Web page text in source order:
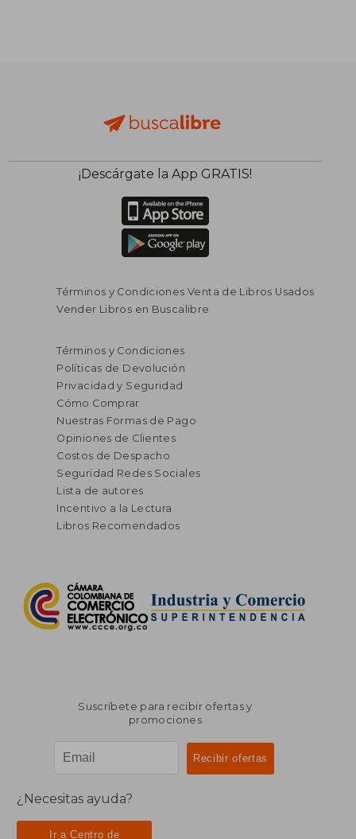
¡Descárgate la App GRATIS!
Términos y Condiciones Venta de Libros Usados
Vender Libros en Buscalibre
Términos y Condiciones
Políticas de Devolución
Privacidad y Seguridad
Cómo Comprar
Nuestras Formas de Pago
Opiniones de Clientes
Costos de Despacho
Seguridad Redes Sociales
Lista de autores
Incentivo a la Lectura
Libros Recomendados
Suscríbete para recibir ofertas y
promociones
¿Necesitas ayuda?
Ir a Centro de